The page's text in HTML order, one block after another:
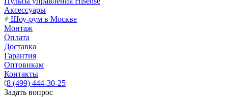
Аксессуары
Шоу-рум в Москве
Монтаж
Оплата
Доставка
Гарантия
Оптовикам
Контакты
8 (499) 444-30-25
Задать вопрос